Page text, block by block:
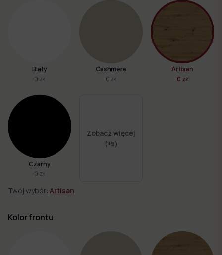
Biały
0 zł
Cashmere
0 zł
Artisan
0 zł
Czarny
0 zł
Zobacz więcej
(+9)
Twój wybór: Artisan
Kolor frontu